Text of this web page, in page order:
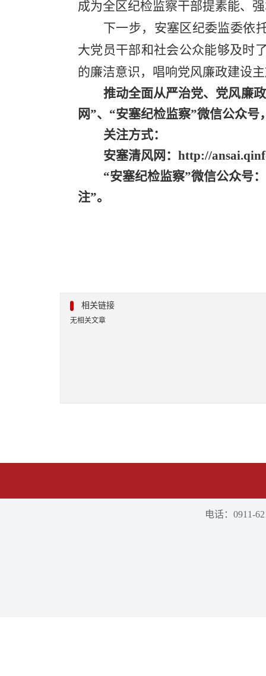
成为全区纪检监察干部提素能、
下一步，安塞区纪委监委依
大党员干部和社会公众能够及时
的廉洁意识，唱响党风廉政建设
推动全面从严治党、党风廉
网”、“安塞纪检监察”微信公众号
关注方式：
安塞清风网： http://
“安塞纪检监察”微信公众号
注”。
相关链接
无相关文章
电话：0911-